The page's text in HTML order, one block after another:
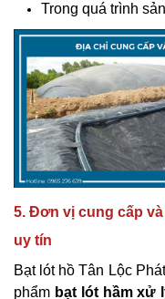
Trong quá trình
5. Đơn vị cung cấp
uy tín
Bạt lót hồ Tân Lộc
phẩm bạt lót hầm xử